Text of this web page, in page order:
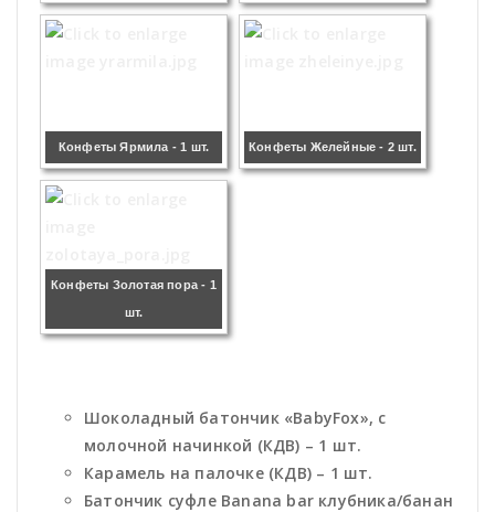
Конфеты Ярмила - 1 шт. Конфеты Желейные - 2 шт.
Конфеты Золотая пора - 1
шт.
Шоколадный батончик «BabyFox», с
молочной начинкой (КДВ) – 1 шт.
Карамель на палочке (КДВ) – 1 шт.
Батончик суфле Banana bar клубника/банан